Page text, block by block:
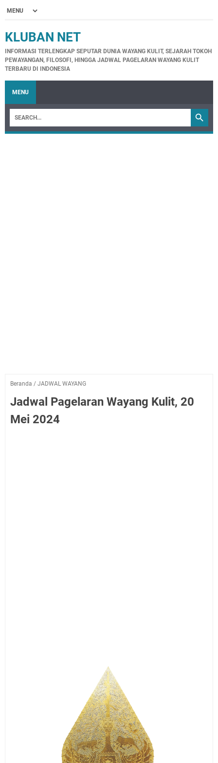
KLUBAN NET
INFORMASI TERLENGKAP SEPUTAR DUNIA WAYANG KULIT, SEJARAH TOKOH
PEWAYANGAN, FILOSOFI, HINGGA JADWAL PAGELARAN WAYANG KULIT
TERBARU DI INDONESIA
MENU
Beranda / JADWAL WAYANG
Jadwal Pagelaran Wayang Kulit, 20
Mei 2024